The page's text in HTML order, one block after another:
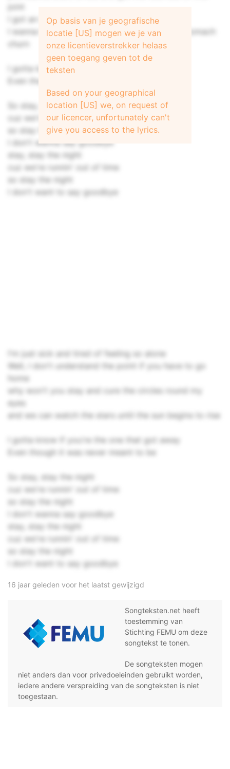
joint
I got an impulse so impulsive that it burns
I wanna break your heart until it makes your stomach
churn
I gotta know if you're the one that got away
Even though it was never meant to be
So stay, stay the night
cuz we're runnin' out of time
so stay the night
I don't wanna say goodbye
stay, stay the night
cuz we're runnin' out of time
so stay the night
I don't want to say goodbye
I'm just sick and tired of feeling so alone
Well, I don't understand the point if you have to go
home
why won't you stay and cure the circles round my
eyes
and we can watch the stars until the sun begins to rise
I gotta know if you're the one that got away
Even though it was never meant to be
So stay, stay the night
cuz we're runnin' out of time
so stay the night
I don't wanna say goodbye
stay, stay the night
cuz we're runnin' out of time
so stay the night
I don't want to say goodbye
Op basis van je geografische
locatie [US] mogen we je van
onze licentieverstrekker helaas
geen toegang geven tot de
teksten
Based on your geographical
location [US] we, on request of
our licencer, unfortunately can't
give you access to the lyrics.
16 jaar geleden voor het laatst gewijzigd
Songteksten.net heeft
toestemming van
Stichting FEMU om deze
songtekst te tonen.
De songteksten mogen
niet anders dan voor privedoeleinden gebruikt worden,
iedere andere verspreiding van de songteksten is niet
toegestaan.